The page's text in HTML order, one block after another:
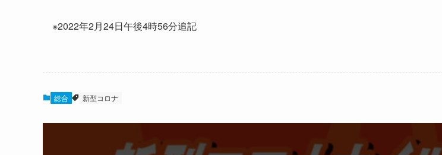
※2022年2月24日午後4時56分追記
総合 新型コロナ